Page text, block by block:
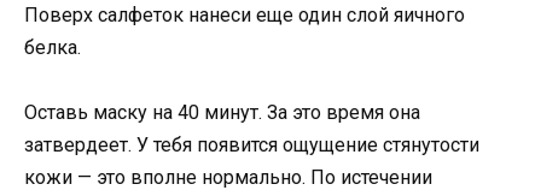
Поверх салфеток нанеси еще один слой яичного
белка.
Оставь маску на 40 минут. За это время она
затвердеет. У тебя появится ощущение стянутости
кожи — это вполне нормально. По истечении